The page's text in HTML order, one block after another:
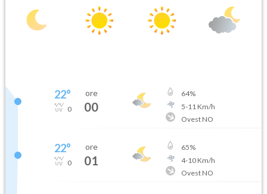
22°
0
ore
00
64%
5-11 Km/h
Ovest NO
22°
0
ore
01
65%
4-10Km/h
Ovest NO